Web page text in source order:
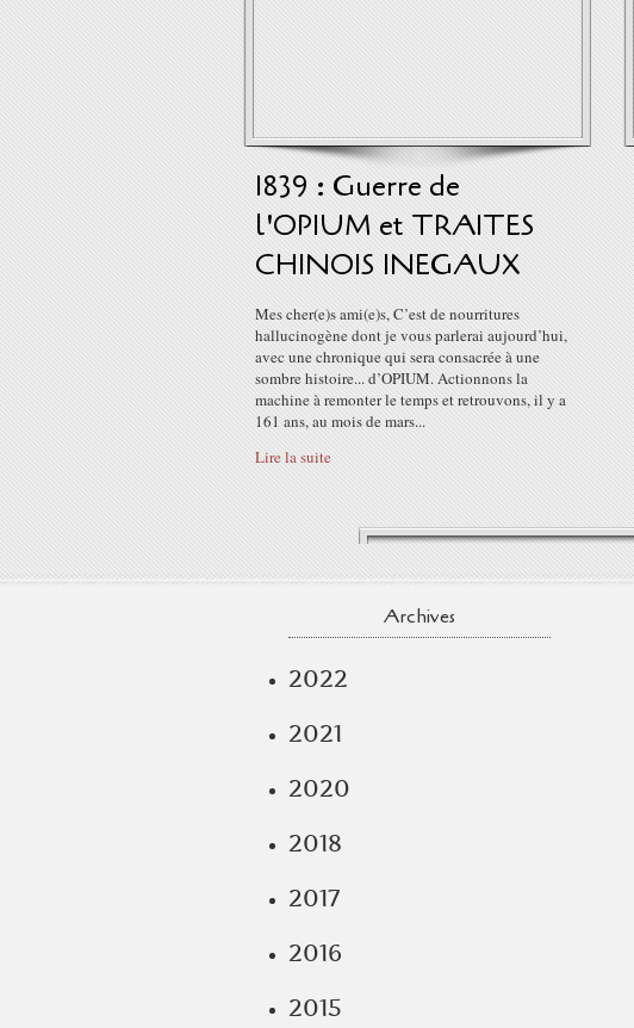
1839 : Guerre de
l'OPIUM et TRAITES
CHINOIS INEGAUX
Mes cher(e)s ami(e)s, C’est de nourritures
hallucinogène dont je vous parlerai aujourd’hui,
avec une chronique qui sera consacrée à une
sombre histoire... d’OPIUM. Actionnons la
machine à remonter le temps et retrouvons, il y a
161 ans, au mois de mars...
Lire la suite
Archives
2022
2021
2020
2018
2017
2016
2015